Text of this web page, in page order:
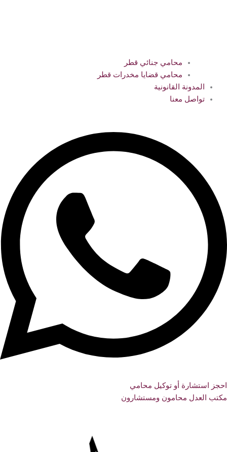
محامي جنائي قطر
محامي قضايا مخدرات قطر
المدونة القانونية
تواصل معنا
احجز استشارة أو توكيل محامي
مكتب العدل محامون ومستشارون